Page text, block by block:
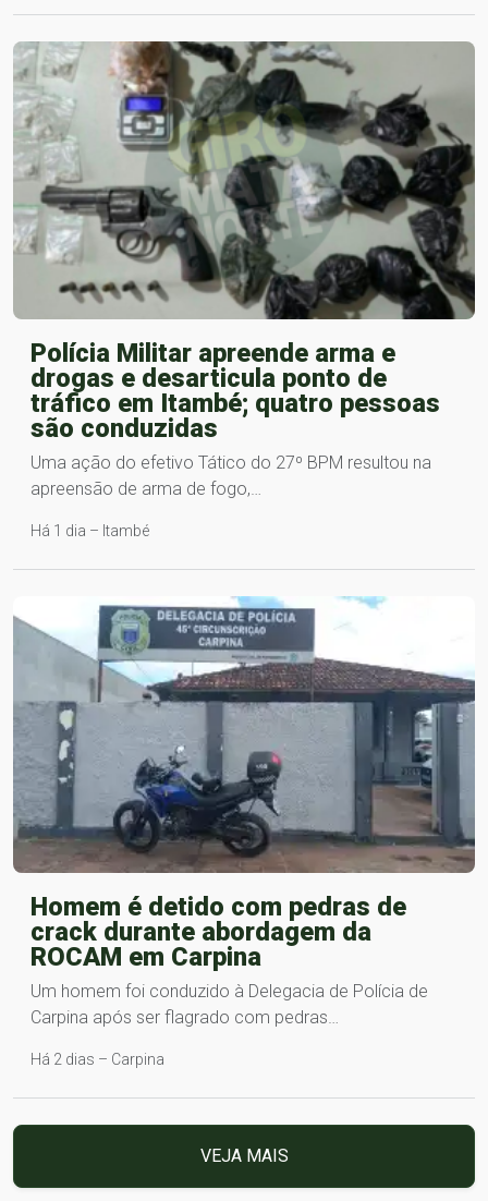
Polícia Militar apreende arma e
drogas e desarticula ponto de
tráfico em Itambé; quatro pessoas
são conduzidas
Uma ação do efetivo Tático do 27º BPM resultou na
apreensão de arma de fogo,…
Há 1 dia – Itambé
Homem é detido com pedras de
crack durante abordagem da
ROCAM em Carpina
Um homem foi conduzido à Delegacia de Polícia de
Carpina após ser flagrado com pedras…
Há 2 dias – Carpina
VEJA MAIS